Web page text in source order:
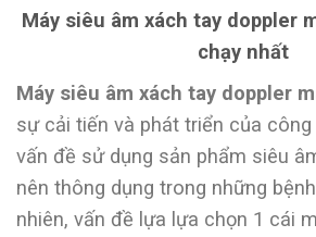
Máy siêu âm xách tay doppler
chạy nhất
Máy siêu âm xách tay doppler
sự cải tiến và phát triển của
vấn đề sử dụng sản phẩm siêu
nên thông dụng trong những
nhiên, vấn đề lựa lựa chọn 1 cái